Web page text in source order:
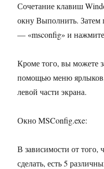
Сочетание клавиш
окну Выполнить. Затем
— «msconfig» и
Кроме того, вы можете
помощью меню
левой части экрана.
Окно MSConfig.exe:
В зависимости от того,
сделать, есть 5